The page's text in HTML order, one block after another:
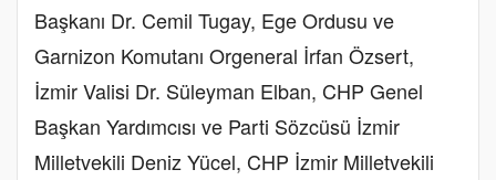
Başkanı Dr. Cemil Tugay, Ege Ordusu ve
Garnizon Komutanı Orgeneral İrfan Özsert,
İzmir Valisi Dr. Süleyman Elban, CHP Genel
Başkan Yardımcısı ve Parti Sözcüsü İzmir
Milletvekili Deniz Yücel, CHP İzmir Milletvekili